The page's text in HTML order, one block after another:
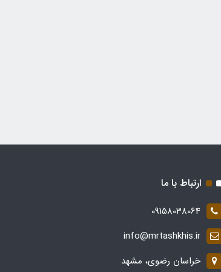
ارتباط با ما
09158038064
info@mrtashkhis.ir
خراسان رضوی، مشهد